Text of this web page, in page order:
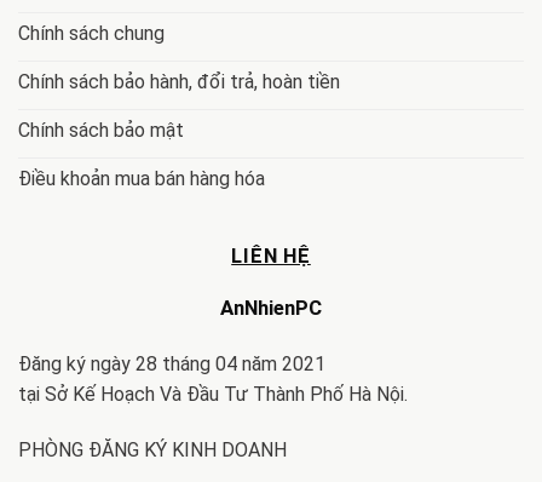
Chính sách chung
Chính sách bảo hành, đổi trả, hoàn tiền
Chính sách bảo mật
Điều khoản mua bán hàng hóa
LIÊN HỆ
AnNhienPC
Đăng ký ngày 28 tháng 04 năm 2021
tại Sở Kế Hoạch Và Đầu Tư Thành Phố Hà Nội.
PHÒNG ĐĂNG KÝ KINH DOANH